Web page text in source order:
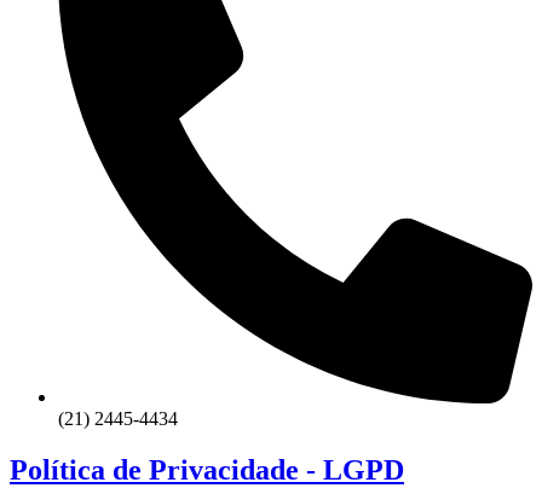
(21) 2445-4434
Política de Privacidade - LGPD